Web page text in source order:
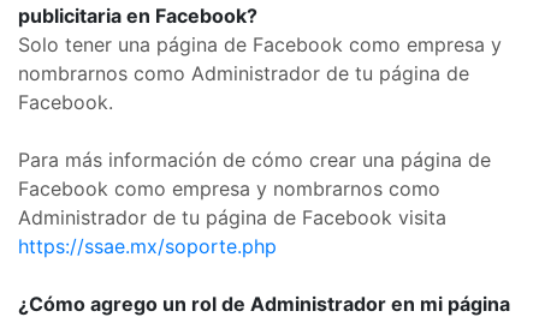
publicitaria en Facebook?
Solo tener una página de Facebook como empresa y
nombrarnos como Administrador de tu página de
Facebook.
Para más información de cómo crear una página de
Facebook como empresa y nombrarnos como
Administrador de tu página de Facebook visita
https://ssae.mx/soporte.php
¿Cómo agrego un rol de Administrador en mi página